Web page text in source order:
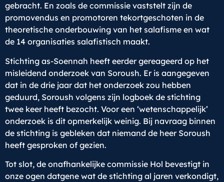
gebracht. En zoals de commissie vaststelt zijn de
promovendus en promotoren tekortgeschoten in de
theoretische onderbouwing van het salafisme en wat
de 14 organisaties salafistisch maakt.
Stichting as-Soennah heeft eerder gereageerd op het
misleidend onderzoek van Soroush. Er is aangegeven
dat in de drie jaar dat het onderzoek zou hebben
geduurd, Soroush volgens zijn logboek de stichting
twee keer heeft bezocht. Voor een ‘wetenschappelijk’
onderzoek is dit opmerkelijk weinig. Bij navraag binnen
de stichting is gebleken dat niemand de heer Soroush
heeft gesproken of gezien.
Tot slot, de onafhankelijke commissie Hol bevestigt in
onze ogen datgene wat de stichting al jaren verkondigt,